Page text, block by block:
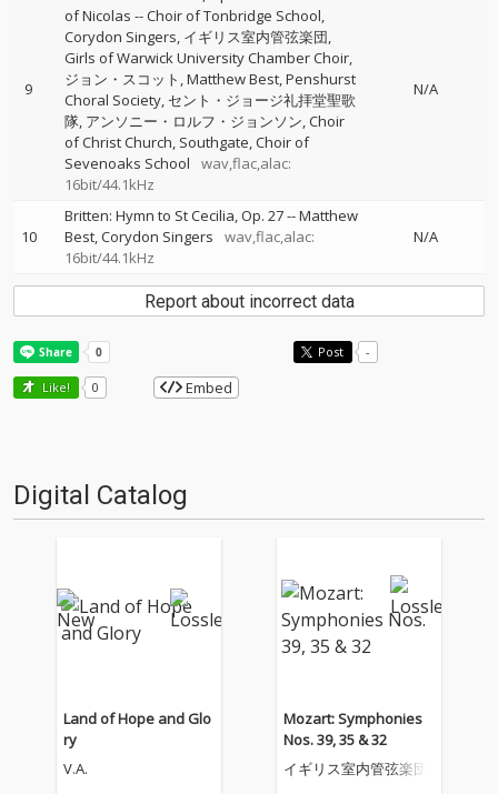
9
of Nicolas --Choir of Tonbridge School
Corydon Singers イギリス室内管弦楽団
Girls of Warwick University Chamber Choir
ジョン・スコット Matthew Best Penshurst
Choral Society セント・ジョージ礼拝堂聖歌
隊 アンソニー・ロルフ・ジョンソン Choir
of Christ Church, Southgate Choir of
Sevenoaks School
wav,flac,alac:
16bit/44.1kHz
N/A
10
Britten: Hymn to St Cecilia, Op. 27--Matthew
Best Corydon Singers
wav,flac,alac:
16bit/44.1kHz
N/A
Report about incorrect data
Post -
Like! 0 Embed
Digital Catalog
Land of Hope and Glo
ry
V.A.
Mozart: Symphonies
Nos. 39, 35 & 32
イギリス室内管弦楽団